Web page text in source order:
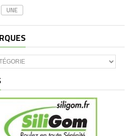
UNE